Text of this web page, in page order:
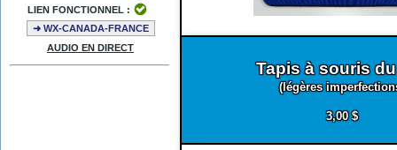
LIEN FONCTIONNEL :
➜ WX-CANADA-FRANCE
AUDIO EN DIRECT
Tapis à souris
(légères
3,00 $